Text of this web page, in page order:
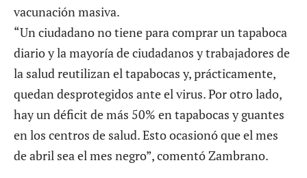
vacunación masiva.
“Un ciudadano no tiene para comprar un tapaboca
diario y la mayoría de ciudadanos y trabajadores de
la salud reutilizan el tapabocas y, prácticamente,
quedan desprotegidos ante el virus. Por otro lado,
hay un déficit de más 50% en tapabocas y guantes
en los centros de salud. Esto ocasionó que el mes
de abril sea el mes negro”, comentó Zambrano.